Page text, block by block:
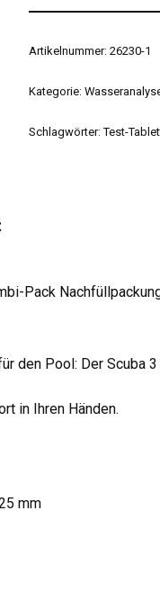
Artikelnummer:26230-1
Kategorie:
Schlagwörter:Test-
Pack
den Pool: Der
in Ihren Händen.
mm